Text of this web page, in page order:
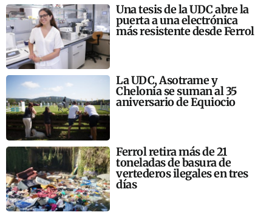
Una tesis de la UDC abre la
puerta a una electrónica
más resistente desde Ferrol
La UDC, Asotrame y
Chelonia se suman al 35
aniversario de Equiocio
Ferrol retira más de 21
toneladas de basura de
vertederos ilegales en tres
días